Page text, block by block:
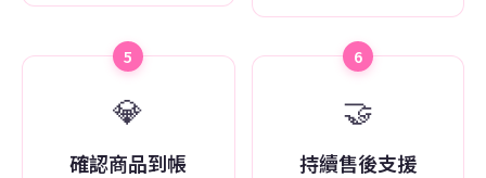
5
💎
確認商品到帳
6
🤝
持續售後支援